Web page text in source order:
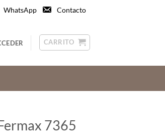
WhatsApp Contacto
CARRITO
7365